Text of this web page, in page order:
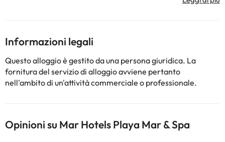
sportivi e ricreativi. Appartamenti completamente climatizzati e
hotel. Puoi controllare le loro tariffe una volta lì. Queste
informazioni sono soggette a modifiche da parte dell'alloggio.
Alcuni dei servizi indicati potrebbero essere a pagamento. Puoi
consultare le relative tariffe direttamente presso la struttura.
Informazioni legali
Questo alloggio è gestito da una persona giuridica. La
fornitura del servizio di alloggio avviene pertanto
nell'ambito di un'attività commerciale o professionale.
Opinioni su Mar Hotels Playa Mar & Spa